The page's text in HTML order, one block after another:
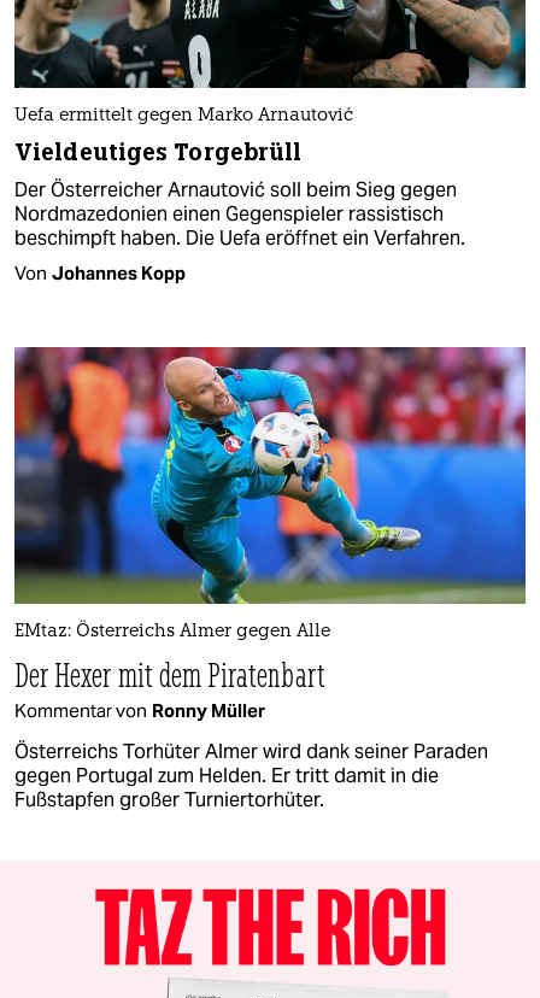
Uefa ermittelt gegen Marko Arnautović
Vieldeutiges Torgebrüll
Der Österreicher Arnautović soll beim Sieg gegen
Nordmazedonien einen Gegenspieler rassistisch
beschimpft haben. Die Uefa eröffnet ein Verfahren.
Von Johannes Kopp
EMtaz: Österreichs Almer gegen Alle
Der Hexer mit dem Piratenbart
Kommentar von Ronny Müller
Österreichs Torhüter Almer wird dank seiner Paraden
gegen Portugal zum Helden. Er tritt damit in die
Fußstapfen großer Turniertorhüter.